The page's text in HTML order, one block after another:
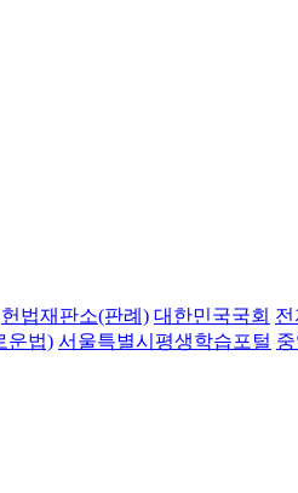
헌법재판소(판례) 대한민국국회 전
운법) 서울특별시평생학습포털